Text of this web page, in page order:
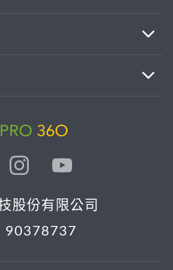
股份有限公司
90378737